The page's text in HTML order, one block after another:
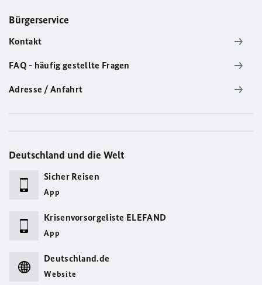
Bürgerservice
Kontakt
FAQ - häufig gestellte Fragen
Adresse / Anfahrt
Deutschland und die Welt
Sicher Reisen
App
Krisenvorsorgeliste ELEFAND
App
Deutschland.de
Website